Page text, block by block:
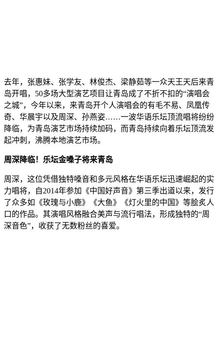
去年，张惠妹、张学友、林俊杰、梁静茹等一众天王天后来青
岛开唱，50多场大型演艺项目让青岛成了不折不扣的“演唱会
之城”，今年以来，来青岛开个人演唱会的有毛不易、凤凰传
奇、华晨宇以及周深、孙燕姿……一波华语乐坛顶流唱将纷纷
降临，为青岛演艺市场持续加码，而青岛持续向着乐坛顶流发
起冲刺，沸腾本地演艺市场。
周深降临！乐坛金嗓子将来青岛
周深，这位凭借独特嗓音和多元风格在华语乐坛迅速崛起的实
力唱将，自2014年参加《中国好声音》第三季出道以来，发行
了众多如《玫瑰与小鹿》《大鱼》《灯火里的中国》等脍炙人
口的作品。其演唱风格融合美声与流行唱法，形成独特的“周
深音色”，收获了无数粉丝的喜爱。